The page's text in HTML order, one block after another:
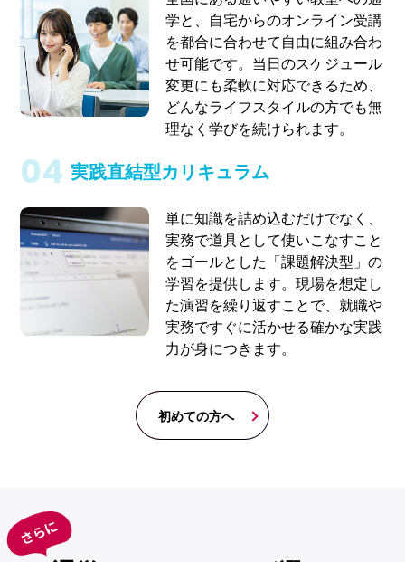
学と、自宅からのオンライン受講
を都合に合わせて自由に組み合わ
せ可能です。当日のスケジュール
変更にも柔軟に対応できるため、
どんなライフスタイルの方でも無
理なく学びを続けられます。
実践直結型カリキュラム
単に知識を詰め込むだけでなく、
実務で道具として使いこなすこと
をゴールとした「課題解決型」の
学習を提供します。現場を想定し
た演習を繰り返すことで、就職や
実務ですぐに活かせる確かな実践
力が身につきます。
初めての方へ